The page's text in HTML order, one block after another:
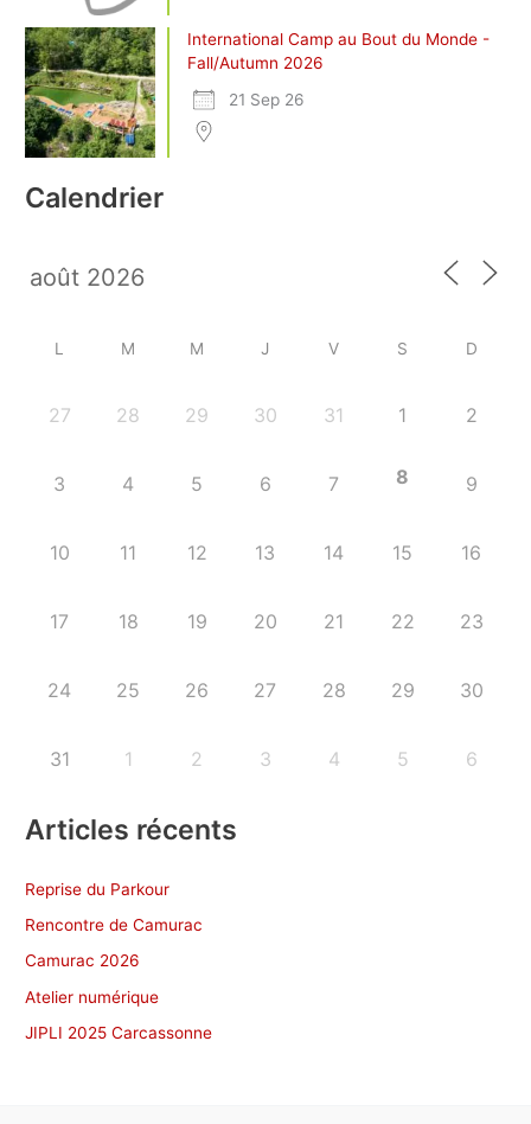
International Camp au Bout du Monde -
Fall/Autumn 2026
21 Sep 26
Calendrier
L M M J V S D
27 28 29 30 31 1 2
3 4 5 6 7 8 9
10 11 12 13 14 15 16
17 18 19 20 21 22 23
24 25 26 27 28 29 30
31 1 2 3 4 5 6
Articles récents
Reprise du Parkour
Rencontre de Camurac
Camurac 2026
Atelier numérique
JIPLI 2025 Carcassonne